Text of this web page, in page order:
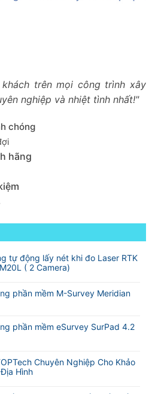
trên mọi công trình xây
nghiệp và nhiệt tình nhất!"
chóng
hãng
tự động lấy nét khi đo Laser RTK
( 2 Camera)
phần mềm M-Survey Meridian
phần mềm eSurvey SurPad 4.2
Chuyên Nghiệp Cho Khảo
Hình